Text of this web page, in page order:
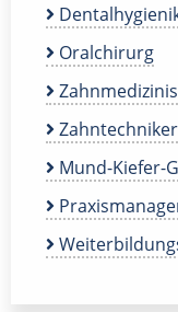
Oralchirurg
Zahntechniker
Mund-Kiefer-